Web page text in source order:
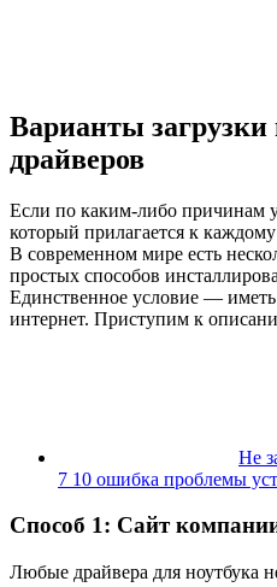
Варианты загрузки
драйверов
Если по каким-либо причинам
который прилагается к каждому
В современном мире есть
простых способов
Единственное условие —
интернет. Приступим к
Не
7 10 ошибка проблемы
Способ 1: Сайт
Любые драйвера для ноутбука